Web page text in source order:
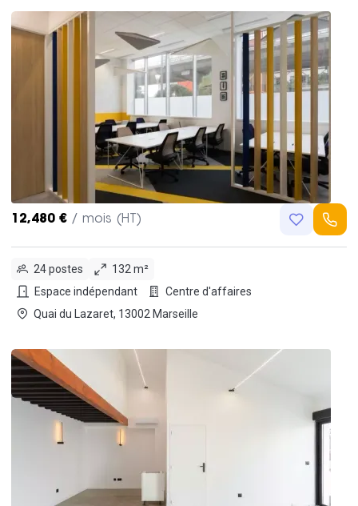
12,480 € / mois (HT)
24 postes
132 m²
Espace indépendant
Centre d'affaires
Quai du Lazaret, 13002 Marseille